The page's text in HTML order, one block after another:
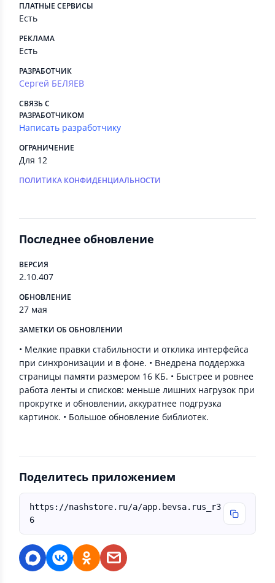
ПЛАТНЫЕ СЕРВИСЫ
Есть
РЕКЛАМА
Есть
РАЗРАБОТЧИК
Сергей БЕЛЯЕВ
СВЯЗЬ С
РАЗРАБОТЧИКОМ
Написать разработчику
ОГРАНИЧЕНИЕ
Для 12
ПОЛИТИКА КОНФИДЕНЦИАЛЬНОСТИ
Последнее обновление
ВЕРСИЯ
2.10.407
ОБНОВЛЕНИЕ
27 мая
ЗАМЕТКИ ОБ ОБНОВЛЕНИИ
• Мелкие правки стабильности и отклика интерфейса
при синхронизации и в фоне. • Внедрена поддержка
страницы памяти размером 16 КБ. • Быстрее и ровнее
работа ленты и списков: меньше лишних нагрузок при
прокрутке и обновлении, аккуратнее подгрузка
картинок. • Большое обновление библиотек.
Поделитесь приложением
https://nashstore.ru/a/app.bevsa.rus_r3
6